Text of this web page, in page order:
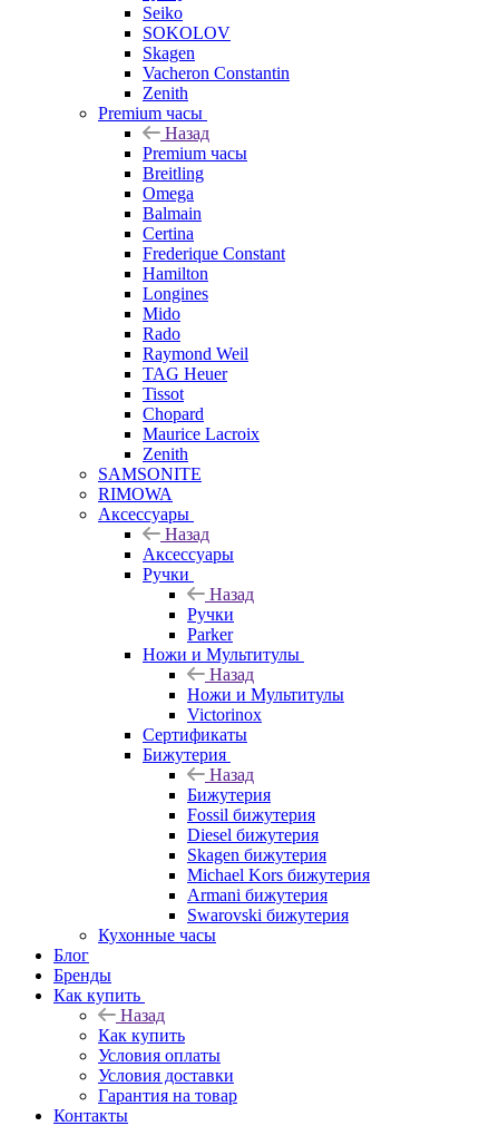
Seiko
SOKOLOV
Skagen
Vacheron Constantin
Zenith
Premium часы
Назад
Premium часы
Breitling
Omega
Balmain
Certina
Frederique Constant
Hamilton
Longines
Mido
Rado
Raymond Weil
TAG Heuer
Tissot
Chopard
Maurice Lacroix
Zenith
SAMSONITE
RIMOWA
Аксессуары
Назад
Аксессуары
Ручки
Назад
Ручки
Parker
Ножи и Мультитулы
Назад
Ножи и Мультитулы
Victorinox
Сертификаты
Бижутерия
Назад
Бижутерия
Fossil бижутерия
Diesel бижутерия
Skagen бижутерия
Michael Kors бижутерия
Armani бижутерия
Swarovski бижутерия
Кухонные часы
Блог
Бренды
Как купить
Назад
Как купить
Условия оплаты
Условия доставки
Гарантия на товар
Контакты